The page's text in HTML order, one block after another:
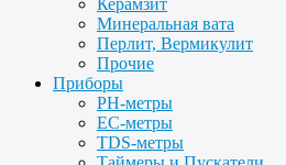
Керамзит
Минеральная вата
Перлит, Вермикулит
Прочие
Приборы
PH-метры
EC-метры
TDS-метры